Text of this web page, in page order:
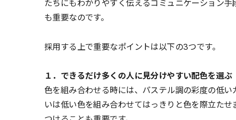
たちにもわかりやすく伝えるコミュニケーション
も重要なのです。
採用する上で重要なポイントは以下の3つです。
１．できるだけ多くの人に見分けやすい配色を選ぶ
色を組み合わせる時には、パステル調の彩度の低
いは低い色を組み合わせてはっきりと色を際立た